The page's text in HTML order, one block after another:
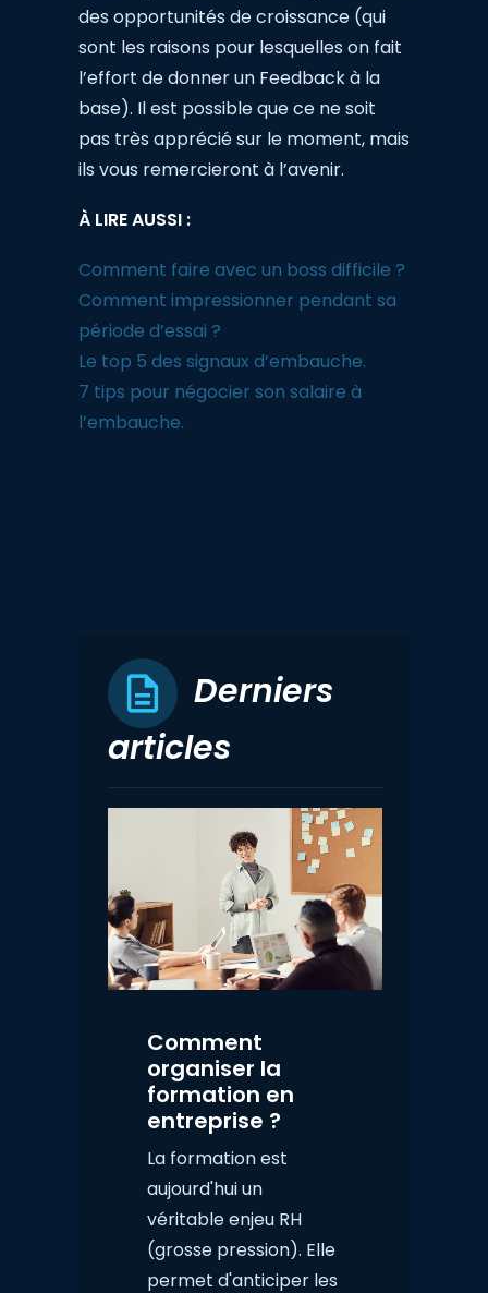
des opportunités de croissance (qui
sont les raisons pour lesquelles on fait
l’effort de donner un Feedback à la
base). Il est possible que ce ne soit
pas très apprécié sur le moment, mais
ils vous remercieront à l’avenir.
À LIRE AUSSI :
Comment faire avec un boss difficile ?
Comment impressionner pendant sa
période d’essai ?
Le top 5 des signaux d’embauche.
7 tips pour négocier son salaire à
l’embauche.
Derniers
articles
Comment
organiser la
formation en
entreprise ?
La formation est
aujourd'hui un
véritable enjeu RH
(grosse pression). Elle
permet d'anticiper les